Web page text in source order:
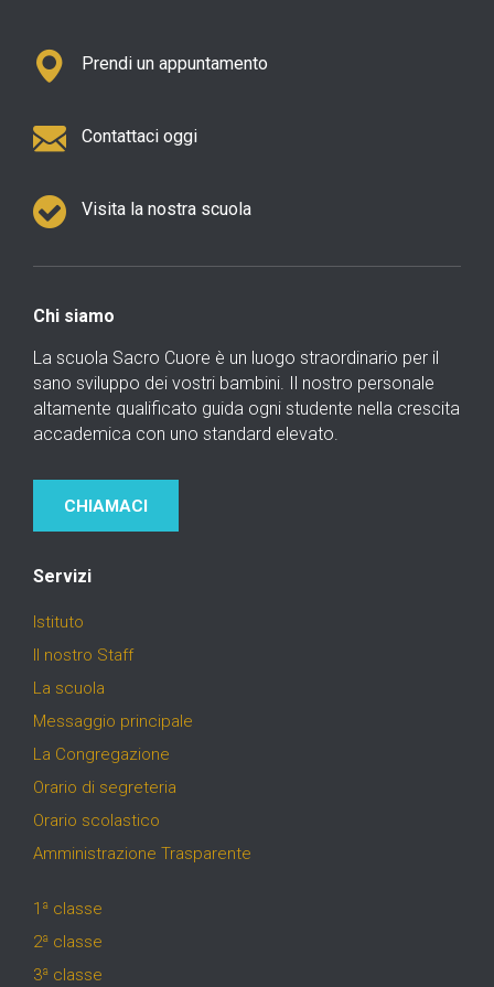
Prendi un appuntamento
Contattaci oggi
Visita la nostra scuola
Chi siamo
La scuola Sacro Cuore è un luogo straordinario per il
sano sviluppo dei vostri bambini. Il nostro personale
altamente qualificato guida ogni studente nella crescita
accademica con uno standard elevato.
CHIAMACI
Servizi
Istituto
Il nostro Staff
La scuola
Messaggio principale
La Congregazione
Orario di segreteria
Orario scolastico
Amministrazione Trasparente
1ª classe
2ª classe
3ª classe